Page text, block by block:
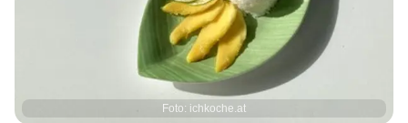
Foto: ichkoche.at